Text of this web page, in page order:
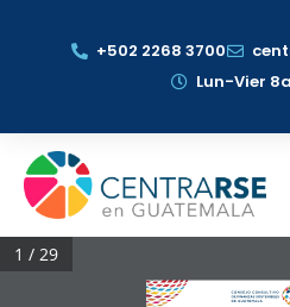
+502 2268 3700
Lun-Vier
1 / 29